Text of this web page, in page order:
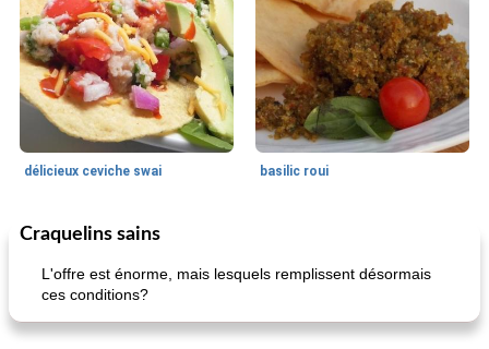
délicieux ceviche swai basilic roui
Déjeuner / Snacks
Craquelins sains
L'offre est énorme, mais lesquels remplissent désormais
ces conditions?